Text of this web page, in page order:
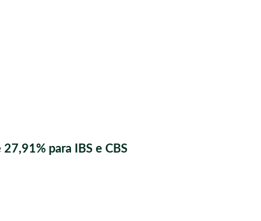
para IBS e CBS